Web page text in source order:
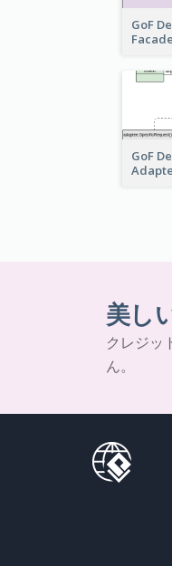
GoF
Facade
GoF
美し
クレジッ
ん。